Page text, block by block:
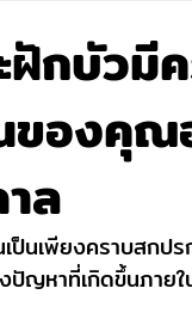
ฝักบัว
ของคุ
ล
ป็นเพียงคราบสกป
ปัญหาที่เกิดขึ้นภายใ